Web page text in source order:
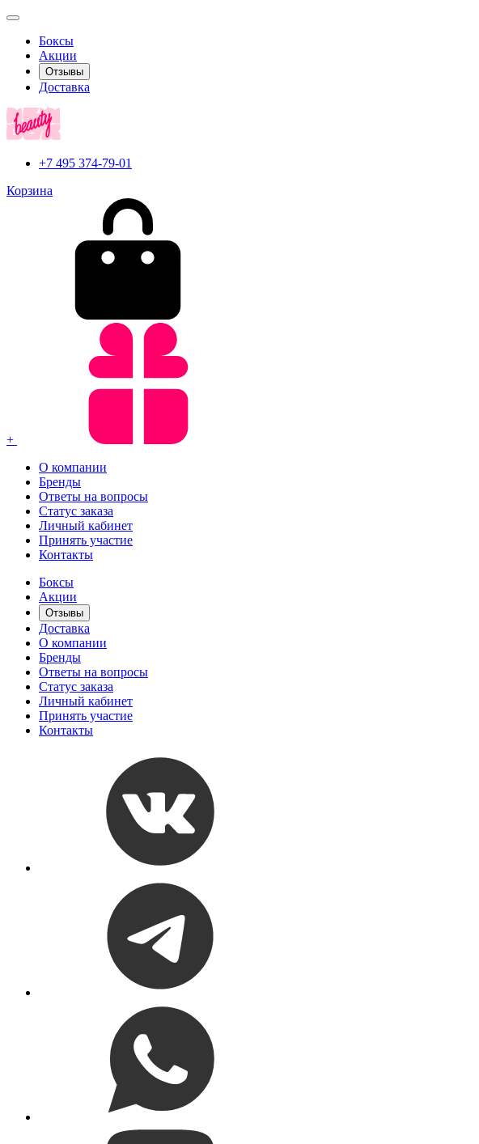
Боксы
Акции
Отзывы
Доставка
+7 495 374-79-01
Корзина
+
О компании
Бренды
Ответы на вопросы
Статус заказа
Личный кабинет
Принять участие
Контакты
Боксы
Акции
Отзывы
Доставка
О компании
Бренды
Ответы на вопросы
Статус заказа
Личный кабинет
Принять участие
Контакты